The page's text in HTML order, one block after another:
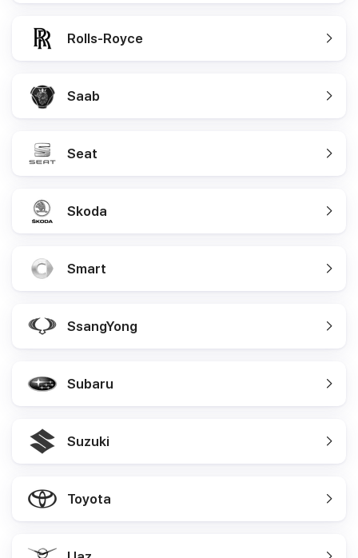
Rolls-Royce
Saab
Seat
Skoda
Smart
SsangYong
Subaru
Suzuki
Toyota